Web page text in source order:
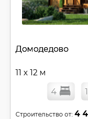
Домодедово
11 x 12 м
4 1
Строительство от: 4